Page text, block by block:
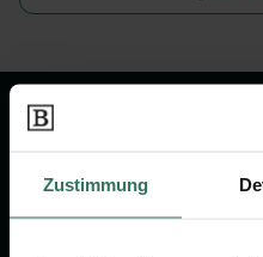
Zustimmung
Wir sind Ihr
um das Thema
Vorsorge.